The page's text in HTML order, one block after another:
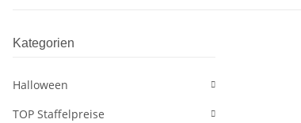
Kategorien
Halloween
TOP Staffelpreise